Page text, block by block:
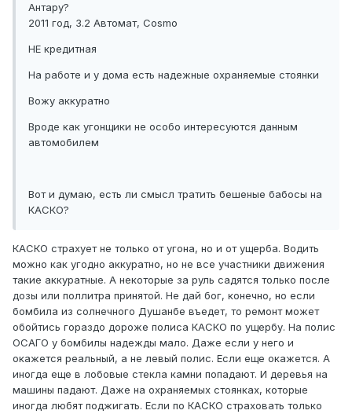
Антару?
2011 год, 3.2 Автомат, Cosmo
НЕ кредитная
На работе и у дома есть надежные охраняемые стоянки
Вожу аккуратно
Вроде как угонщики не особо интересуются данным
автомобилем
Вот и думаю, есть ли смысл тратить бешеные бабосы на
КАСКО?
КАСКО страхует не только от угона, но и от ущерба. Водить
можно как угодно аккуратно, но не все участники движения
такие аккуратные. А некоторые за руль садятся только после
дозы или поллитра принятой. Не дай бог, конечно, но если
бомбила из солнечного Душанбе въедет, то ремонт может
обойтись гораздо дороже полиса КАСКО по ущербу. На полис
ОСАГО у бомбилы надежды мало. Даже если у него и
окажется реальный, а не левый полис. Если еще окажется. А
иногда еще в лобовые стекла камни попадают. И деревья на
машины падают. Даже на охраняемых стоянках, которые
иногда любят поджигать. Если по КАСКО страховать только